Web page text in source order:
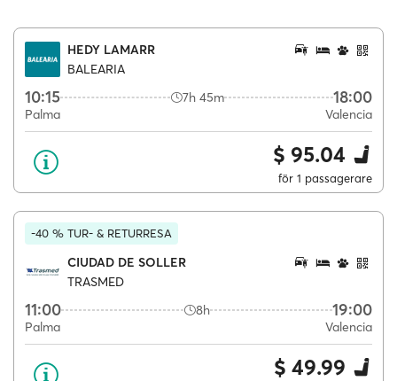
HEDY LAMARR
BALEARIA
10:15 7h 45m 18:00
Palma Valencia
$ 95.04
för 1 passagerare
-40 % TUR- & RETURRESA
CIUDAD DE SOLLER
TRASMED
11:00 8h 19:00
Palma Valencia
$ 49.99